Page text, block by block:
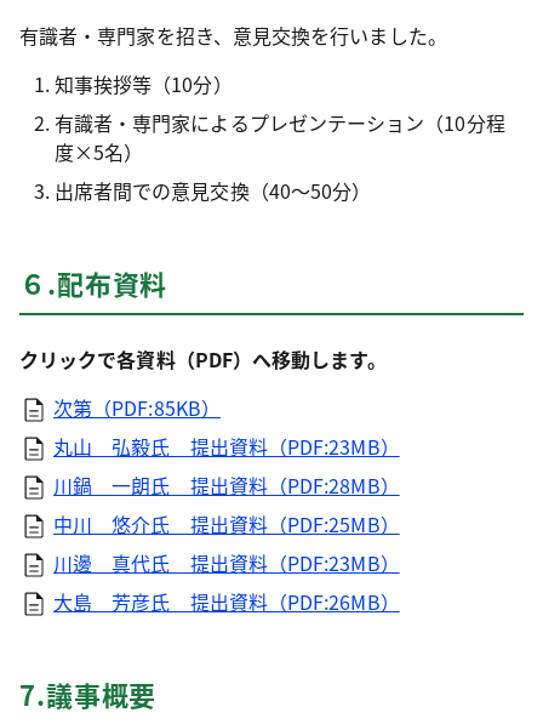
有識者・専門家を招き、意見交換を行いました。
知事挨拶等（10分）
有識者・専門家によるプレゼンテーション（10分程
度×5名）
出席者間での意見交換（40～50分）
６.配布資料
クリックで各資料（PDF）へ移動します。
次第（PDF:85KB）
丸山 弘毅氏 提出資料（PDF:23MB）
川鍋 一朗氏 提出資料（PDF:28MB）
中川 悠介氏 提出資料（PDF:25MB）
川邊 真代氏 提出資料（PDF:23MB）
大島 芳彦氏 提出資料（PDF:26MB）
7.議事概要